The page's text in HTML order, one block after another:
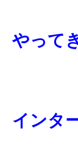
やって
インタ